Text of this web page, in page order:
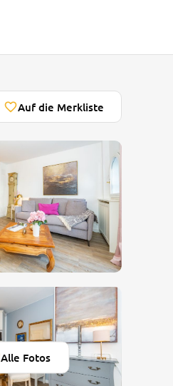
Auf die Merkliste
Alle Fotos